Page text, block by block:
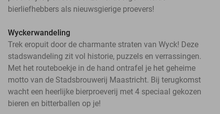
bierliefhebbers als nieuwsgierige proevers!
Wyckerwandeling
Trek eropuit door de charmante straten van Wyck! Deze
stadswandeling zit vol historie, puzzels en verrassingen.
Met het routeboekje in de hand ontrafel je het geheime
motto van de Stadsbrouwerij Maastricht. Bij terugkomst
wacht een heerlijke bierproeverij met 4 speciaal gekozen
bieren en bitterballen op je!